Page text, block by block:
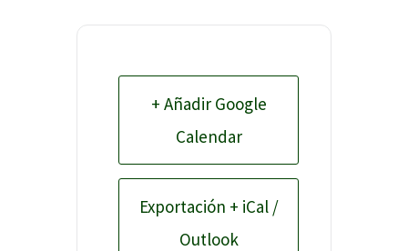
+ Añadir Google
Calendar
Exportación + iCal /
Outlook